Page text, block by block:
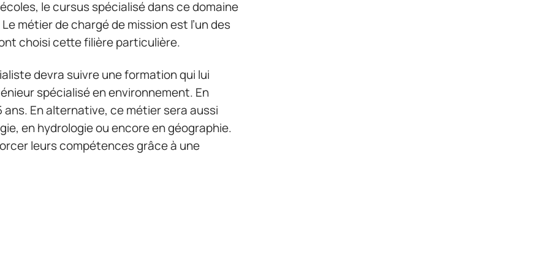
le cursus spécialisé dans ce domaine
métier de chargé de mission est l’un des
choisi cette filière particulière.
devra suivre une formation qui lui
spécialisé en environnement. En
ans. En alternative, ce métier sera aussi
en hydrologie ou encore en géographie.
leurs compétences grâce à une